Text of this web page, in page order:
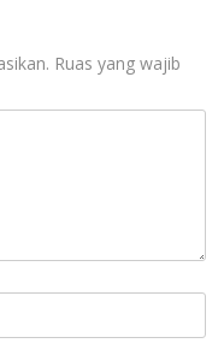
Ruas yang wajib